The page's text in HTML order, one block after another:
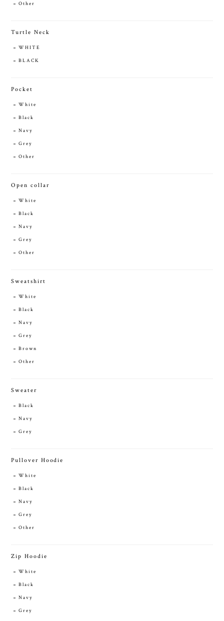
Other
Turtle Neck
WHITE
BLACK
Pocket
White
Black
Navy
Grey
Other
Open collar
White
Black
Navy
Grey
Other
Sweatshirt
White
Black
Navy
Grey
Brown
Other
Sweater
Black
Navy
Grey
Pullover Hoodie
White
Black
Navy
Grey
Other
Zip Hoodie
White
Black
Navy
Grey